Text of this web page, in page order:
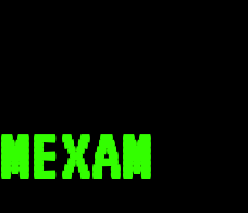
MEXAM